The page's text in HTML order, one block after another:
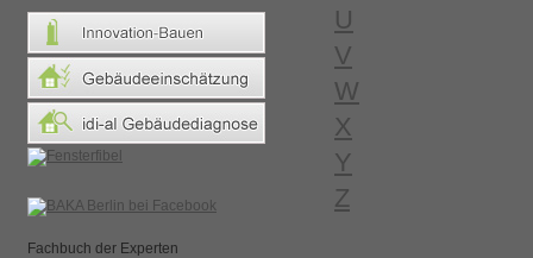
Fachbuch der Experten
U
V
W
X
Y
Z